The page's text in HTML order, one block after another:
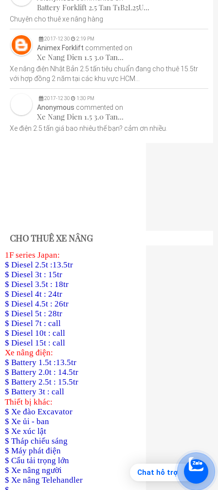
Chat hỗ trợ
Battery Forklift 2.5 Tan T1B2L25U...
Chuyên cho thuê xe nâng hàng
Animex Forklift commented on
Xe Nang Dien 1.5 3.0 Tan...
2017-12 30 2:19 PM
Xe nâng điện Nhật Bản 2.5 tấn tiêu chuẩn đang cho thuê 15.5tr
với hợp đồng 2 năm tại các khu vực HCM...
Anonymous commented on
Xe Nang Dien 1.5 3.0 Tan...
2017-12 30 1:30 PM
Xe điện 2.5 tấn giá bao nhiêu thế bạn? cảm ơn nhiều.
CHO THUÊ XE NÂNG
1F series Japan:
$ Diesel 2.5t :13.5tr
$ Diesel 3t : 15tr
$ Diesel 3.5t : 18tr
$ Diesel 4t : 24tr
$ Diesel 4.5t : 26tr
$ Diesel 5t : 28tr
$ Diesel 7t : call
$ Diesel 10t : call
$ Diesel 15t : call
Xe nâng điện:
$ Battery 1.5t :13.5tr
$ Battery 2.0t : 14.5tr
$ Battery 2.5t : 15.5tr
$ Battery 3t : call
Thiết bị khác:
$ Xe đào Excavator
$ Xe ủi - ban
$ Xe xúc lật
$ Tháp chiếu sáng
$ Máy phát điện
$ Cẩu tải trọng lớn
$ Xe nâng người
$ Xe nâng Telehandler